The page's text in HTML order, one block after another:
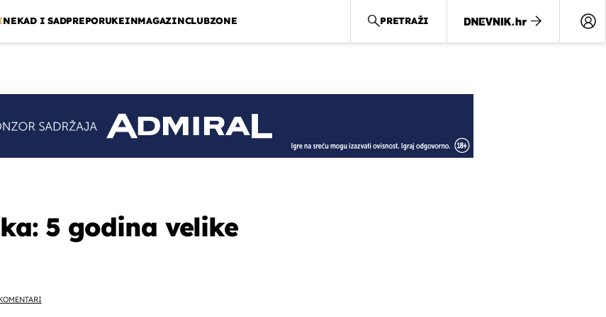
NEKAD I SADPREPORUKEINMAGAZINCLUBZONE PRETRAŽI
5 godina velike